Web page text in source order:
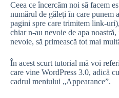
Ceea ce încercăm noi să facem
numărul de găleţi în care punem
pagini spre care trimitem link-
chiar n-au nevoie de apa noastră,
nevoie, să primească tot mai
În acest scurt tutorial mă voi
care vine WordPress 3.0, adică
cadrul meniului „Appearance”.